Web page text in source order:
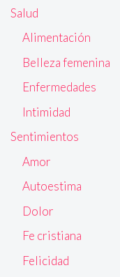
Salud
Alimentación
Belleza femenina
Enfermedades
Intimidad
Sentimientos
Amor
Autoestima
Dolor
Fe cristiana
Felicidad